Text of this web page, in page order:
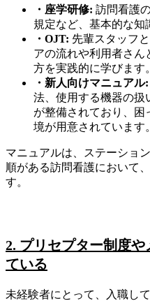
・座学研修: 訪問看護
規定など、基本的な知
・OJT: 先輩スタッフ
アの流れや利用者さん
方を実践的に学びます。
・新人向けマニュアル:
法、使用する機器の扱
が整備されており、困
境が用意されています。
マニュアルは、ステーショ
順がある訪問看護において
す。
2. プリセプター制度
ている
未経験者にとって、入職し